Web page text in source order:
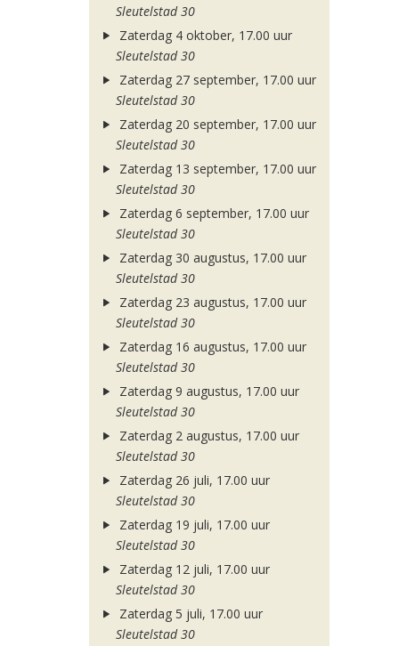
Sleutelstad 30
Zaterdag 4 oktober, 17.00 uur
Sleutelstad 30
Zaterdag 27 september, 17.00 uur
Sleutelstad 30
Zaterdag 20 september, 17.00 uur
Sleutelstad 30
Zaterdag 13 september, 17.00 uur
Sleutelstad 30
Zaterdag 6 september, 17.00 uur
Sleutelstad 30
Zaterdag 30 augustus, 17.00 uur
Sleutelstad 30
Zaterdag 23 augustus, 17.00 uur
Sleutelstad 30
Zaterdag 16 augustus, 17.00 uur
Sleutelstad 30
Zaterdag 9 augustus, 17.00 uur
Sleutelstad 30
Zaterdag 2 augustus, 17.00 uur
Sleutelstad 30
Zaterdag 26 juli, 17.00 uur
Sleutelstad 30
Zaterdag 19 juli, 17.00 uur
Sleutelstad 30
Zaterdag 12 juli, 17.00 uur
Sleutelstad 30
Zaterdag 5 juli, 17.00 uur
Sleutelstad 30